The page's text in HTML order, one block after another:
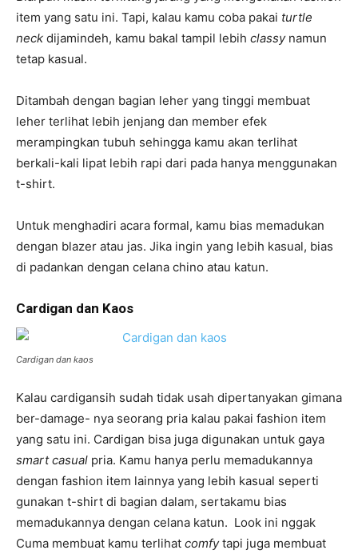
item yang satu ini. Tapi, kalau kamu coba pakai turtle
neck dijamindeh, kamu bakal tampil lebih classy namun
tetap kasual.
Ditambah dengan bagian leher yang tinggi membuat
leher terlihat lebih jenjang dan member efek
merampingkan tubuh sehingga kamu akan terlihat
berkali-kali lipat lebih rapi dari pada hanya menggunakan
t-shirt.
Untuk menghadiri acara formal, kamu bias memadukan
dengan blazer atau jas. Jika ingin yang lebih kasual, bias
di padankan dengan celana chino atau katun.
Cardigan dan Kaos
Cardigan dan kaos
Kalau cardigansih sudah tidak usah dipertanyakan gimana
ber-damage- nya seorang pria kalau pakai fashion item
yang satu ini. Cardigan bisa juga digunakan untuk gaya
smart casual pria. Kamu hanya perlu memadukannya
dengan fashion item lainnya yang lebih kasual seperti
gunakan t-shirt di bagian dalam, sertakamu bias
memadukannya dengan celana katun. Look ini nggak
Cuma membuat kamu terlihat comfytapi juga membuat